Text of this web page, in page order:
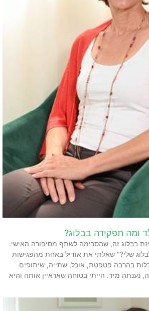
ומה תפקידה בבלוג?
בבלוג זה, שהסכימה לשתף מסיפורה האישי.
שלי?" שאלתי את אודיל באחת מהפגישות
בהרבה פטפטת, אוכל, שתייה, שיתופים
נענתה מיד. הייתי בטוחה שאראיין אותה והיא